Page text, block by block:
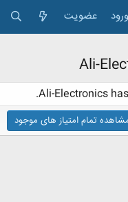
ورود عضویت
Ali-Electronics
تمام امتیاز های موجود